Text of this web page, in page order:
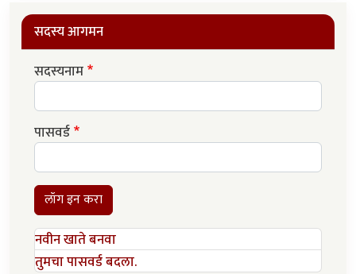
सदस्य आगमन
सदस्यनाम
पासवर्ड
लॉग इन करा
नवीन खाते बनवा
तुमचा पासवर्ड बदला.